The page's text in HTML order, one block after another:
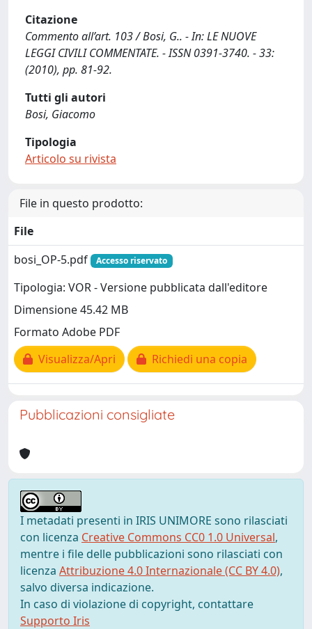
Citazione
Commento all’art. 103 / Bosi, G.. - In: LE NUOVE
LEGGI CIVILI COMMENTATE. - ISSN 0391-3740. - 33:
(2010), pp. 81-92.
Tutti gli autori
Bosi, Giacomo
Tipologia
Articolo su rivista
File in questo prodotto:
File
bosi_OP-5.pdf
Accesso riservato
Tipologia: VOR - Versione pubblicata dall'editore
Dimensione 45.42 MB
Formato Adobe PDF
Visualizza/Apri
Richiedi una copia
Pubblicazioni consigliate
I metadati presenti in IRIS UNIMORE sono rilasciati
con licenza Creative Commons CC0 1.0 Universal,
mentre i file delle pubblicazioni sono rilasciati con
licenza Attribuzione 4.0 Internazionale (CC BY 4.0),
salvo diversa indicazione.
In caso di violazione di copyright, contattare
Supporto Iris